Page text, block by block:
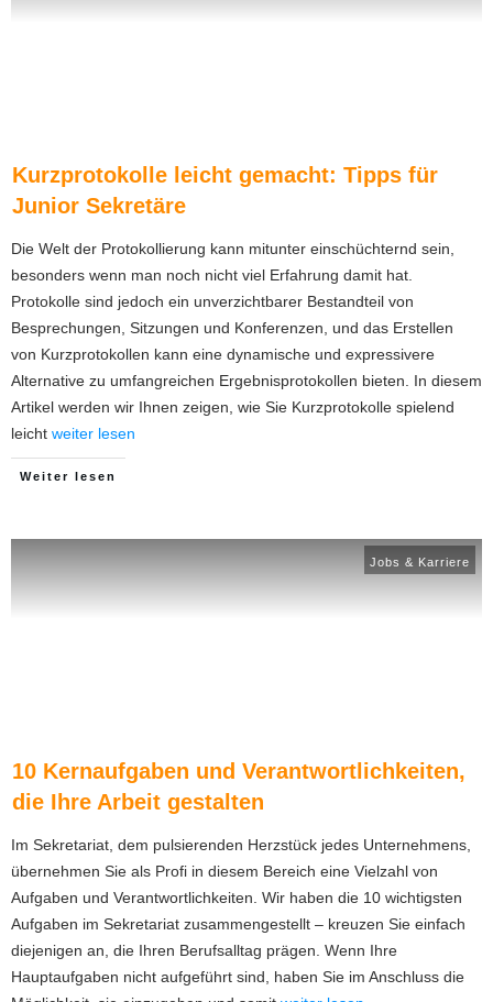
Kurzprotokolle leicht gemacht: Tipps für
Junior Sekretäre
Die Welt der Protokollierung kann mitunter einschüchternd sein,
besonders wenn man noch nicht viel Erfahrung damit hat.
Protokolle sind jedoch ein unverzichtbarer Bestandteil von
Besprechungen, Sitzungen und Konferenzen, und das Erstellen
von Kurzprotokollen kann eine dynamische und expressivere
Alternative zu umfangreichen Ergebnisprotokollen bieten. In diesem
Artikel werden wir Ihnen zeigen, wie Sie Kurzprotokolle spielend
leicht weiter lesen
Weiter lesen
Jobs & Karriere
10 Kernaufgaben und Verantwortlichkeiten,
die Ihre Arbeit gestalten
Im Sekretariat, dem pulsierenden Herzstück jedes Unternehmens,
übernehmen Sie als Profi in diesem Bereich eine Vielzahl von
Aufgaben und Verantwortlichkeiten. Wir haben die 10 wichtigsten
Aufgaben im Sekretariat zusammengestellt – kreuzen Sie einfach
diejenigen an, die Ihren Berufsalltag prägen. Wenn Ihre
Hauptaufgaben nicht aufgeführt sind, haben Sie im Anschluss die